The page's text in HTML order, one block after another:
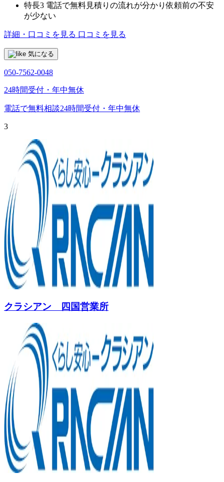
特長3 電話で無料見積りの流れが分かり依頼前の不安
が少ない
詳細・口コミを見る 口コミを見る
気になる
050-7562-0048
24時間受付・年中無休
電話で無料相談24時間受付・年中無休
3
クラシアン 四国営業所